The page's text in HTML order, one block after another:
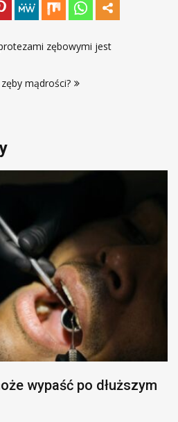
zębowymi jest
mądrości?
wypaść po dłuższym